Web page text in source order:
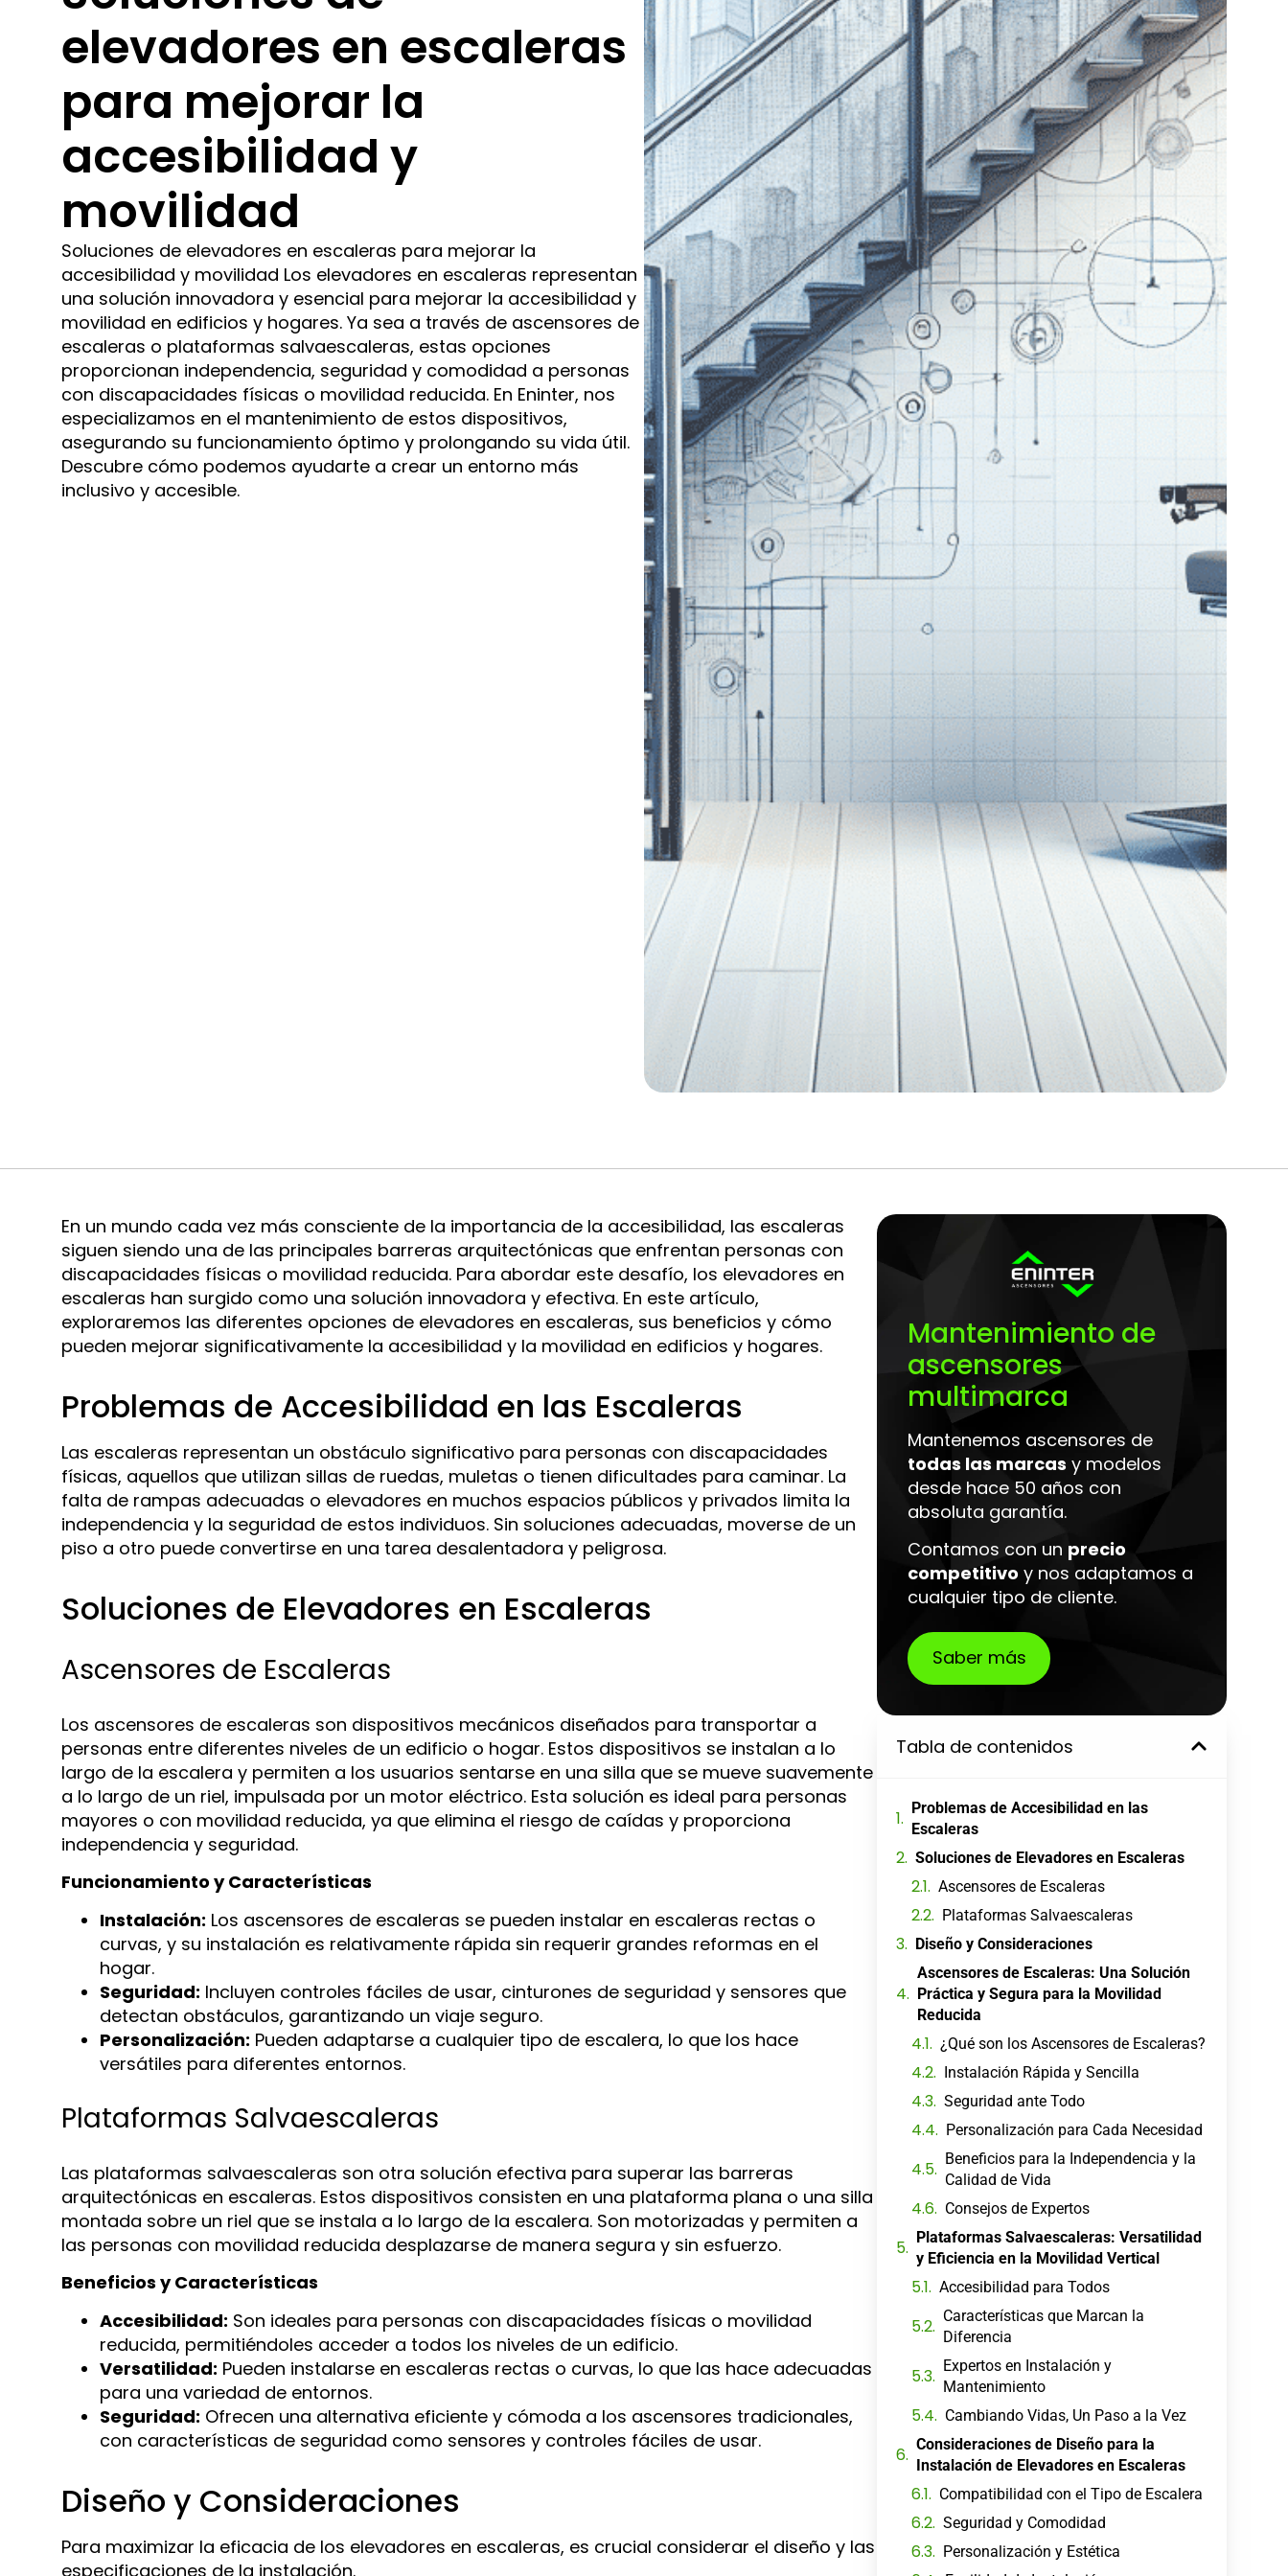
elevadores en escaleras
para mejorar la
accesibilidad y
movilidad
Soluciones de elevadores en escaleras para mejorar la
accesibilidad y movilidad Los elevadores en escaleras representan
una solución innovadora y esencial para mejorar la accesibilidad y
movilidad en edificios y hogares. Ya sea a través de ascensores de
escaleras o plataformas salvaescaleras, estas opciones
proporcionan independencia, seguridad y comodidad a personas
con discapacidades físicas o movilidad reducida. En Eninter, nos
especializamos en el mantenimiento de estos dispositivos,
asegurando su funcionamiento óptimo y prolongando su vida útil.
Descubre cómo podemos ayudarte a crear un entorno más
inclusivo y accesible.
En un mundo cada vez más consciente de la importancia de la accesibilidad, las escaleras
siguen siendo una de las principales barreras arquitectónicas que enfrentan personas con
discapacidades físicas o movilidad reducida. Para abordar este desafío, los elevadores en
escaleras han surgido como una solución innovadora y efectiva. En este artículo,
exploraremos las diferentes opciones de elevadores en escaleras, sus beneficios y cómo
pueden mejorar significativamente la accesibilidad y la movilidad en edificios y hogares.
Problemas de Accesibilidad en las Escaleras
Las escaleras representan un obstáculo significativo para personas con discapacidades
físicas, aquellos que utilizan sillas de ruedas, muletas o tienen dificultades para caminar. La
falta de rampas adecuadas o elevadores en muchos espacios públicos y privados limita la
independencia y la seguridad de estos individuos. Sin soluciones adecuadas, moverse de un
piso a otro puede convertirse en una tarea desalentadora y peligrosa.
Soluciones de Elevadores en Escaleras
Ascensores de Escaleras
Los ascensores de escaleras son dispositivos mecánicos diseñados para transportar a
personas entre diferentes niveles de un edificio o hogar. Estos dispositivos se instalan a lo
largo de la escalera y permiten a los usuarios sentarse en una silla que se mueve suavemente
a lo largo de un riel, impulsada por un motor eléctrico. Esta solución es ideal para personas
mayores o con movilidad reducida, ya que elimina el riesgo de caídas y proporciona
independencia y seguridad.
Funcionamiento y Características
Instalación: Los ascensores de escaleras se pueden instalar en escaleras rectas o
curvas, y su instalación es relativamente rápida sin requerir grandes reformas en el
hogar.
Seguridad: Incluyen controles fáciles de usar, cinturones de seguridad y sensores que
detectan obstáculos, garantizando un viaje seguro.
Personalización: Pueden adaptarse a cualquier tipo de escalera, lo que los hace
versátiles para diferentes entornos.
Plataformas Salvaescaleras
Las plataformas salvaescaleras son otra solución efectiva para superar las barreras
arquitectónicas en escaleras. Estos dispositivos consisten en una plataforma plana o una silla
montada sobre un riel que se instala a lo largo de la escalera. Son motorizadas y permiten a
las personas con movilidad reducida desplazarse de manera segura y sin esfuerzo.
Beneficios y Características
Accesibilidad: Son ideales para personas con discapacidades físicas o movilidad
reducida, permitiéndoles acceder a todos los niveles de un edificio.
Versatilidad: Pueden instalarse en escaleras rectas o curvas, lo que las hace adecuadas
para una variedad de entornos.
Seguridad: Ofrecen una alternativa eficiente y cómoda a los ascensores tradicionales,
con características de seguridad como sensores y controles fáciles de usar.
Diseño y Consideraciones
Para maximizar la eficacia de los elevadores en escaleras, es crucial considerar el diseño y las
especificaciones de la instalación.
Mantenimiento de
ascensores
multimarca
Mantenemos ascensores de
todas las marcas y modelos
desde hace 50 años con
absoluta garantía.
Contamos con un precio
competitivo y nos adaptamos a
cualquier tipo de cliente.
Saber más
Tabla de contenidos
Problemas de Accesibilidad en las
Escaleras
Soluciones de Elevadores en Escaleras
Ascensores de Escaleras
Plataformas Salvaescaleras
Diseño y Consideraciones
Ascensores de Escaleras: Una Solución
Práctica y Segura para la Movilidad
Reducida
¿Qué son los Ascensores de Escaleras?
Instalación Rápida y Sencilla
Seguridad ante Todo
Personalización para Cada Necesidad
Beneficios para la Independencia y la
Calidad de Vida
Consejos de Expertos
Plataformas Salvaescaleras: Versatilidad
y Eficiencia en la Movilidad Vertical
Accesibilidad para Todos
Características que Marcan la
Diferencia
Expertos en Instalación y
Mantenimiento
Cambiando Vidas, Un Paso a la Vez
Consideraciones de Diseño para la
Instalación de Elevadores en Escaleras
Compatibilidad con el Tipo de Escalera
Seguridad y Comodidad
Personalización y Estética